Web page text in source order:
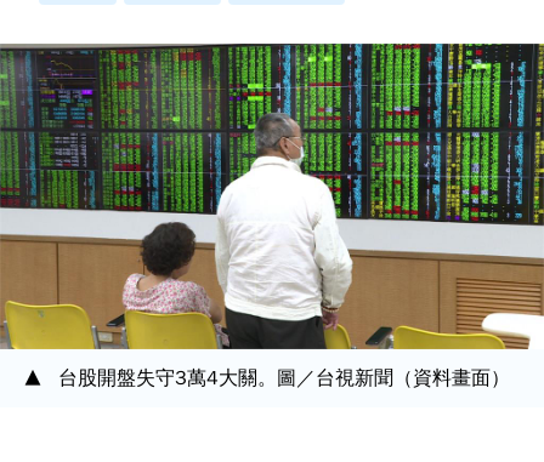
台股開盤失守3萬4大關。圖／台視新聞（資料畫面）